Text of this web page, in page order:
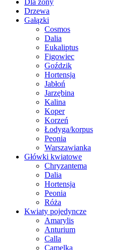
Dla żony
Drzewa
Gałązki
Cosmos
Dalia
Eukaliptus
Figowiec
Goździk
Hortensja
Jabłoń
Jarzębina
Kalina
Koper
Korzeń
Łodyga/korpus
Peonia
Warszawianka
Główki kwiatowe
Chryzantema
Dalia
Hortensja
Peonia
Róża
Kwiaty pojedyncze
Amarylis
Anturium
Calla
Camelka